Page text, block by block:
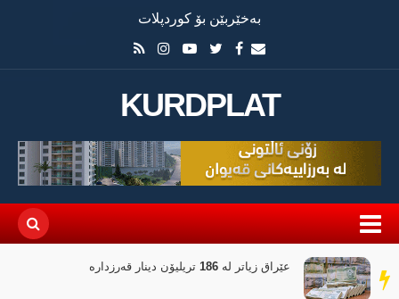
بەخێربێن بۆ کوردپلات
KURDPLAT
سەر
دێڕ
عێراق زیاتر لە 186 تریلیۆن دینار قەرزدارە